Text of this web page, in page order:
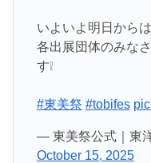
いよいよ明日から
各出展団体のみな
す❕
#東美祭 #tobifes
— 東美祭公式｜東
October 15, 2025